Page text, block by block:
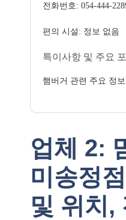
전화번호: 054-444-
편의 시설: 정보 없음
특이사항 및 주요
햄버거 관련 주요 정
업체 2:
미송정
및 위치,